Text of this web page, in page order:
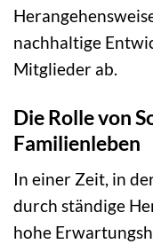
nachhaltige
Mitglieder ab.
Die Rolle von
Familienleben
In einer Zeit, in
durch ständige
hohe